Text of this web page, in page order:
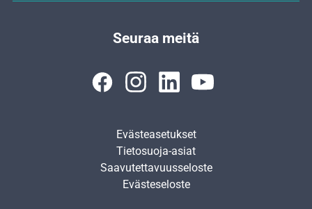
Seuraa meitä
Evästeasetukset
Tietosuoja-asiat
Saavutettavuusseloste
Evästeseloste